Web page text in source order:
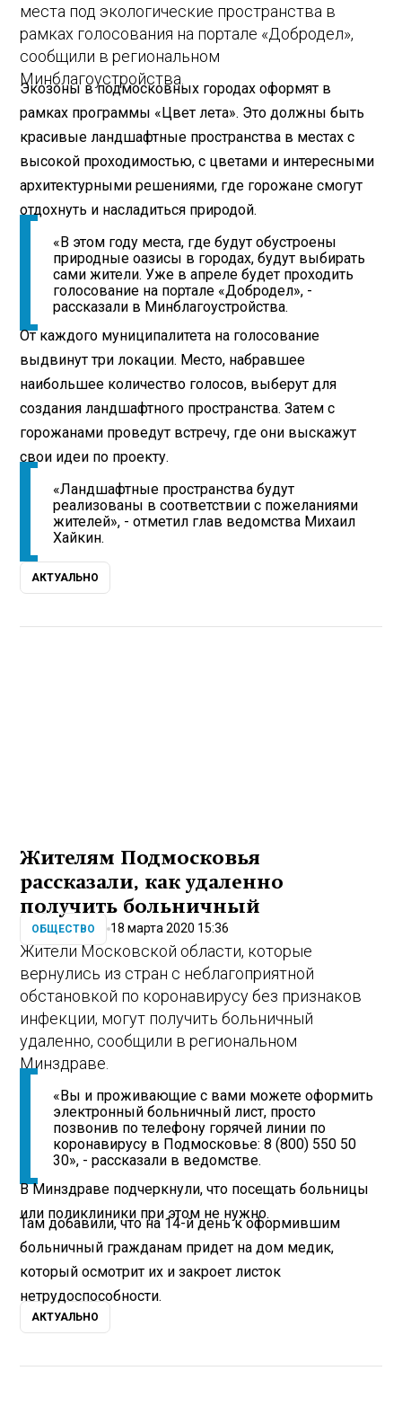
места под экологические пространства в
рамках голосования на портале «Добродел»,
сообщили в региональном
Минблагоустройства.
Экозоны в подмосковных городах оформят в
рамках программы «Цвет лета». Это должны быть
красивые ландшафтные пространства в местах с
высокой проходимостью, с цветами и интересными
архитектурными решениями, где горожане смогут
отдохнуть и насладиться природой.
«В этом году места, где будут обустроены
природные оазисы в городах, будут выбирать
сами жители. Уже в апреле будет проходить
голосование на портале «Добродел», -
рассказали в Минблагоустройства.
От каждого муниципалитета на голосование
выдвинут три локации. Место, набравшее
наибольшее количество голосов, выберут для
создания ландшафтного пространства. Затем с
горожанами проведут встречу, где они выскажут
свои идеи по проекту.
«Ландшафтные пространства будут
реализованы в соответствии с пожеланиями
жителей», - отметил глав ведомства Михаил
Хайкин.
АКТУАЛЬНО
Жителям Подмосковья
рассказали, как удаленно
получить больничный
ОБЩЕСТВО 18 марта 2020 15:36
Жители Московской области, которые
вернулись из стран с неблагоприятной
обстановкой по коронавирусу без признаков
инфекции, могут получить больничный
удаленно, сообщили в региональном
Минздраве.
«Вы и проживающие с вами можете оформить
электронный больничный лист, просто
позвонив по телефону горячей линии по
коронавирусу в Подмосковье: 8 (800) 550 50
30», - рассказали в ведомстве.
В Минздраве подчеркнули, что посещать больницы
или поликлиники при этом не нужно.
Там добавили, что на 14-й день к оформившим
больничный гражданам придет на дом медик,
который осмотрит их и закроет листок
нетрудоспособности.
АКТУАЛЬНО